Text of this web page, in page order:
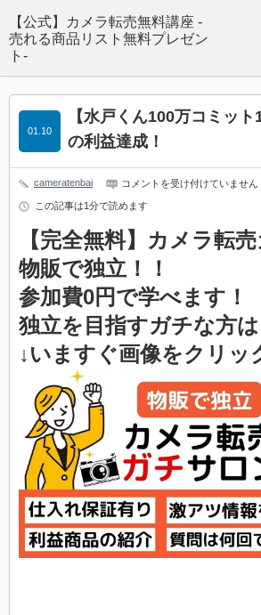
【公式】カメラ転売無料講座 -
売れる商品リスト無料プレゼン
ト-
【水戸くん100万コミッ
の利益達成！
01.10
cameratenbai
【水
く
100
万
コ
ミ
ト
日
目】
40
万
達
成！
コメントを受け付けていません
この記事は1分で読めます
【完全無料】カメラ転
物販で独立！！
参加費0円で学べます！
独立を目指すガチな方は
↓いますぐ画像をクリッ